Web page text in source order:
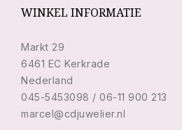
WINKEL INFORMATIE
Markt 29
6461 EC Kerkrade
Nederland
045-5453098 / 06-11 900 213
marcel@cdjuwelier.nl